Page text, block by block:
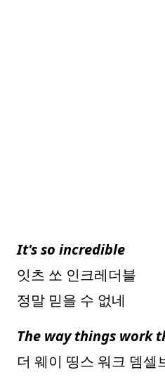
It's so incredible
잇츠 쏘 인크레더블
정말 믿을 수 없네
The way things work
더 웨이 띵스 워크 뎀셀